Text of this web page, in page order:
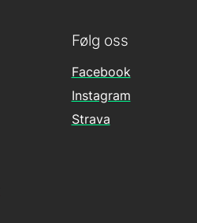
Følg oss
Facebook
Instagram
Strava